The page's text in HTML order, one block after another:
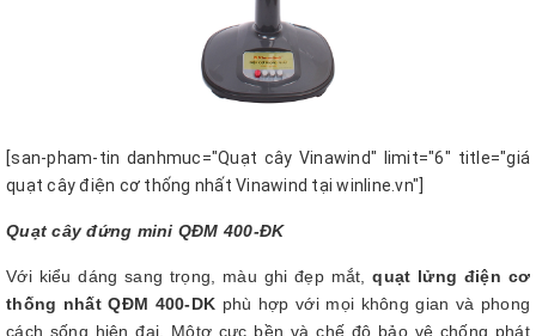
[san-pham-tin danhmuc="Quạt cây Vinawind" limit="6" title="giá
quạt cây điện cơ thống nhất Vinawind tại winline.vn"]
Quạt cây đứng mini QĐM 400-ĐK
Với kiểu dáng sang trọng, màu ghi đẹp mắt,quạt lửng điện cơ
thống nhất QĐM 400-DK phù hợp với mọi không gian và phong
cách sống hiện đại. Môtơ cực bền và chế độ bảo vệ chống phát